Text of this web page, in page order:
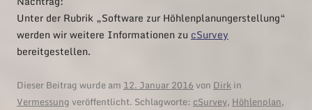
Unter der Rubrik „Software zur Höhlenplanungerstellung“
werden wir weitere Informationen zu cSurvey
bereitgestellen.
Dieser Beitrag wurde am 12. Januar 2016von Dirkin
Vermessungveröffentlicht. Schlagworte: cSurvey, Höhlenplan,